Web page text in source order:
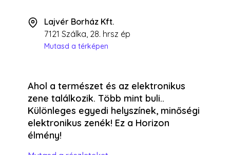
Lajvér Borház Kft.
7121 Szálka, 28. hrsz ép
Mutasd a térképen
Ahol a természet és az elektronikus
zene találkozik. Több mint buli..
Különleges egyedi helyszínek, minőségi
elektronikus zenék! Ez a Horizon
élmény!